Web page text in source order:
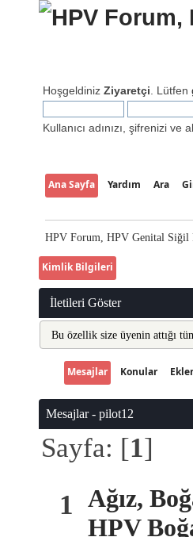
Hoşgeldiniz Ziyaretçi . Lütfen
Kullanıcı adınızı, şifrenizi
Ana Sayfa Yardım Ara
HPV Forum, HPV Genital Siğil
Kimlik Bilgileri
İletileri Göster
Bu özellik size üyenin attığı
Mesajlar Konular
Mesajlar - pilot12
Sayfa: [1]
1 Ağız,
HPV